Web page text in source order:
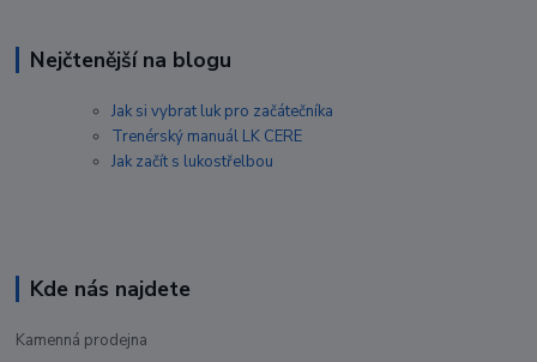
Nejčtenější na blogu
Jak si vybrat luk pro začátečníka
Trenérský manuál LK CERE
Jak začít s lukostřelbou
Kde nás najdete
Kamenná prodejna